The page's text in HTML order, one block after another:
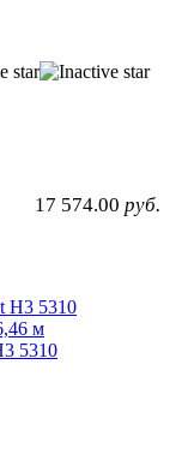
17 574.00 руб.
5310